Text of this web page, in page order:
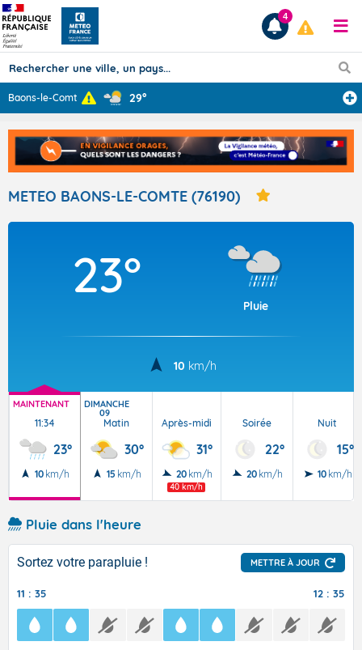
Prévisions
TOUS LES RÉSULTATS
Articles
4
Baons-le-Comte 29°
METEO BAONS-LE-COMTE (76190)
23°
Pluie
10 km/h
MAINTENANT
11:34
23°
10 km/h
DIMANCHE
09
Matin
30°
15 km/h
Après-midi
31°
20 km/h
40 km/h
Soirée
22°
20 km/h
Nuit
15°
10 km/h
Pluie dans l'heure
Sortez votre parapluie ! METTRE À JOUR
11 : 35 12 : 35